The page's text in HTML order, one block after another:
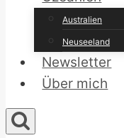
Australien
Neuseeland
Newsletter
Über mich